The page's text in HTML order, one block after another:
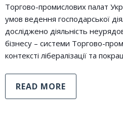
Торгово-промислових палат
умов ведення господарської
досліджено діяльність
бізнесу – системи Торгово-
контексті лібералізації та
READ MORE